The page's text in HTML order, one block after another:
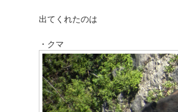
出てくれたのは
・クマ